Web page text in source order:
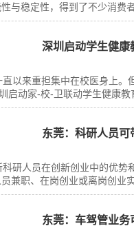
与稳定性，得到了不少消费
深圳启动学生健康
以来重担集中在校医身上。
启动家-校-卫联动学生健康教
东莞：科研人员可
研人员在创新创业中的优势
兼职、在岗创业或离岗创业
东莞：车驾管业